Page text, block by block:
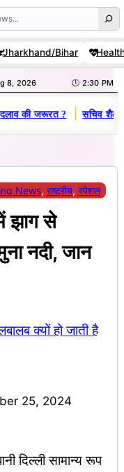
Jharkhand/Bihar
8, 2026 🕒 2:30 PM
की जरूरत ? | सचिव
News, राष्ट्रीय, स्पेशल
झाग से
नदी, जान
25, 2024
दिल्ली सामान्य रूप